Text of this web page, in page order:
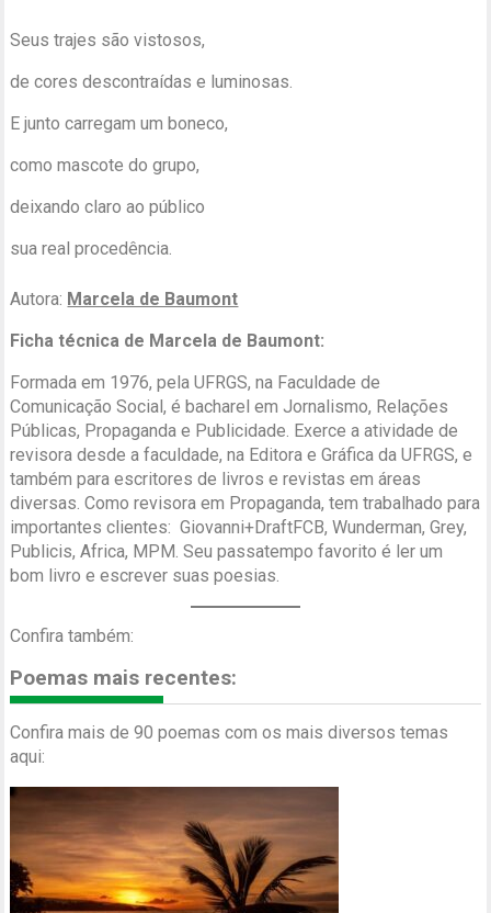
Seus trajes são vistosos,
de cores descontraídas e luminosas.
E junto carregam um boneco,
como mascote do grupo,
deixando claro ao público
sua real procedência.
Autora: Marcela de Baumont
Ficha técnica de Marcela de Baumont:
Formada em 1976, pela UFRGS, na Faculdade de
Comunicação Social, é bacharel em Jornalismo, Relações
Públicas, Propaganda e Publicidade. Exerce a atividade de
revisora desde a faculdade, na Editora e Gráfica da UFRGS, e
também para escritores de livros e revistas em áreas
diversas. Como revisora em Propaganda, tem trabalhado para
importantes clientes: Giovanni+DraftFCB, Wunderman, Grey,
Publicis, Africa, MPM. Seu passatempo favorito é ler um
bom livro e escrever suas poesias.
Confira também:
Poemas mais recentes:
Confira mais de 90 poemas com os mais diversos temas
aqui: